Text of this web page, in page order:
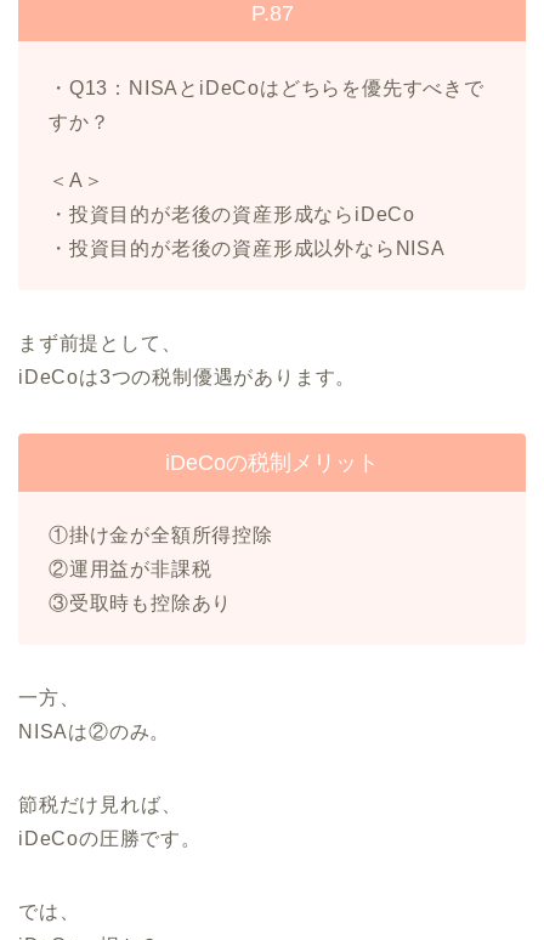
P.87
・Q13：NISAとiDeCoはどちらを優先すべきで
すか？
＜A＞
・投資目的が老後の資産形成ならiDeCo
・投資目的が老後の資産形成以外ならNISA
まず前提として、
iDeCoは3つの税制優遇があります。
iDeCoの税制メリット
①掛け金が全額所得控除
②運用益が非課税
③受取時も控除あり
一方、
NISAは②のみ。
節税だけ見れば、
iDeCoの圧勝です。
では、